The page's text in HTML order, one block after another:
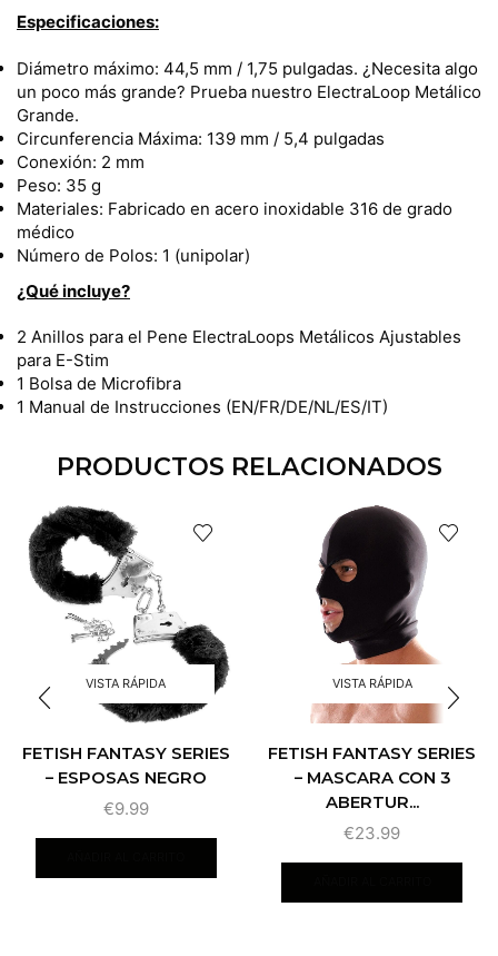
Especificaciones:
Diámetro máximo: 44,5 mm / 1,75 pulgadas. ¿Necesita algo
un poco más grande? Prueba nuestro ElectraLoop Metálico
Grande.
Circunferencia Máxima: 139 mm / 5,4 pulgadas
Conexión: 2 mm
Peso: 35 g
Materiales: Fabricado en acero inoxidable 316 de grado
médico
Número de Polos: 1 (unipolar)
¿Qué incluye?
2 Anillos para el Pene ElectraLoops Metálicos Ajustables
para E-Stim
1 Bolsa de Microfibra
1 Manual de Instrucciones (EN/FR/DE/NL/ES/IT)
PRODUCTOS RELACIONADOS
VISTA RÁPIDA
FETISH FANTASY SERIES
– ESPOSAS NEGRO
€9.99
VISTA RÁPIDA
FETISH FANTASY SERIES
– MASCARA CON 3
ABERTUR...
€23.99